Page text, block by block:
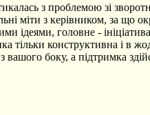
з проблемою зі
міти з керівником,
ідеями, головне -
тільки конструктивна і в
вашого боку, а підтримка